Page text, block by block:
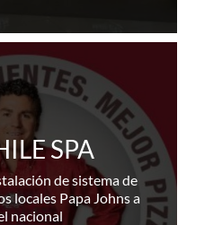
SPA
de sistema de
locales Papa Johns a
nacional